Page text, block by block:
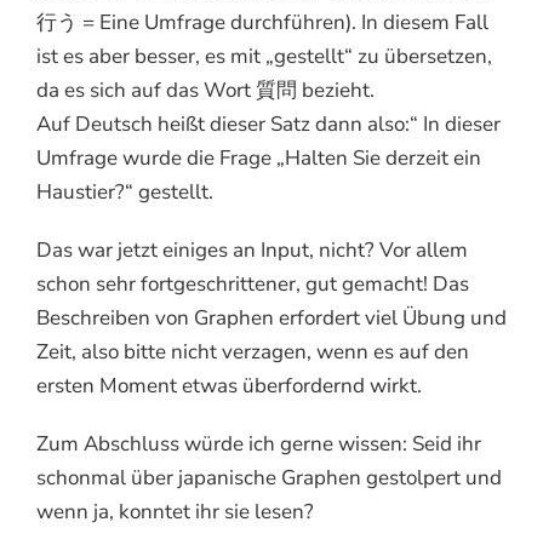
行う = Eine Umfrage durchführen). In diesem Fall
ist es aber besser, es mit „gestellt“ zu übersetzen,
da es sich auf das Wort 質問 bezieht.
Auf Deutsch heißt dieser Satz dann also:“ In dieser
Umfrage wurde die Frage „Halten Sie derzeit ein
Haustier?“ gestellt.
Das war jetzt einiges an Input, nicht? Vor allem
schon sehr fortgeschrittener, gut gemacht! Das
Beschreiben von Graphen erfordert viel Übung und
Zeit, also bitte nicht verzagen, wenn es auf den
ersten Moment etwas überfordernd wirkt.
Zum Abschluss würde ich gerne wissen: Seid ihr
schonmal über japanische Graphen gestolpert und
wenn ja, konntet ihr sie lesen?